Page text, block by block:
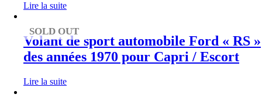
Lire la suite
SOLD OUT
Volant de sport automobile Ford « RS »
des années 1970 pour Capri / Escort
Lire la suite